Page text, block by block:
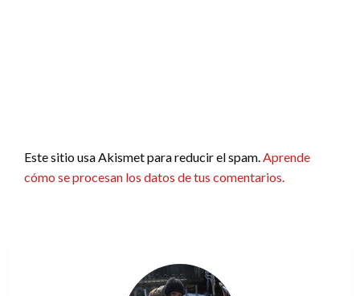
Este sitio usa Akismet para reducir el spam.Aprende
cómo se procesan los datos de tus comentarios.